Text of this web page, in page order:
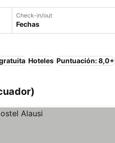
Check-in/out
Fechas
Hoteles Puntuación: 8,0+